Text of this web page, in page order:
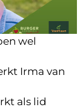
wel
Irma van
als lid